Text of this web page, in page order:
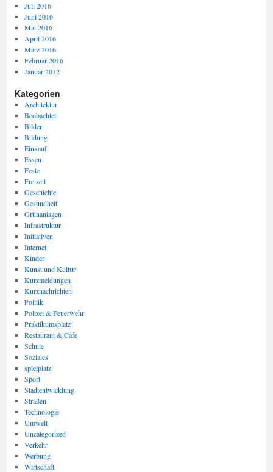
Juli 2016
Juni 2016
Mai 2016
April 2016
März 2016
Februar 2016
Januar 2012
Kategorien
Architektur
Beobachtet
Bilder
Bildung
Einkauf
Essen
Feste
Freizeit
Geschichte
Gesundheit
Grünanlagen
Infrastruktur
Initiativen
Internet
Kinder
Kunst und Kultur
Kurzmeldungen
Kurznachrichten
Politik
Polizei & Feuerwehr
Praktikumsplatz
Restaurant & Cafe
Schule
Soziales
spielplatz
Sport
Stadtentwicklung
Straßen
Technologie
Umwelt
Uncategorized
Verkehr
Werbung
Wirtschaft